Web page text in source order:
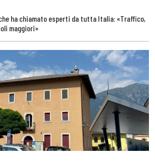
ha chiamato esperti da tutta Italia: «Traffico,
maggiori»